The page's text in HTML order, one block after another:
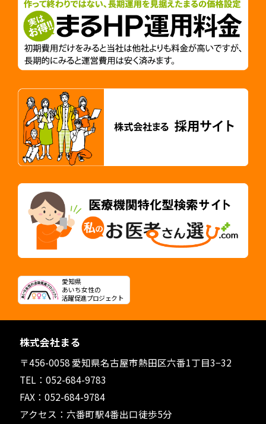
愛知県
あいち女性の
活躍促進プロジェクト
株式会社まる
〒456-0058 愛知県名古屋市熱田区六番1丁目3−32
TEL：052-684-9783
FAX：052-684-9784
アクセス：六番町駅4番出口徒歩5分